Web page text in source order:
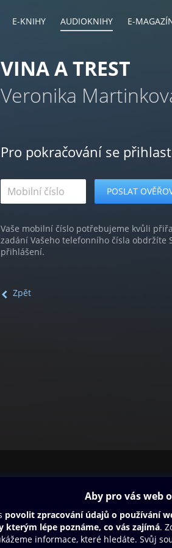
E-KNIHY AUDIOKNIHY E-
VINA A TREST
Veronika
Pro pokračování se
Vaše mobilní číslo potřebujeme kvůli
zadání Vašeho telefonního čísla obdržíte
přihlášení.
Zpět
Dárkový poukaz
Nápověda
Oneplay
Sport